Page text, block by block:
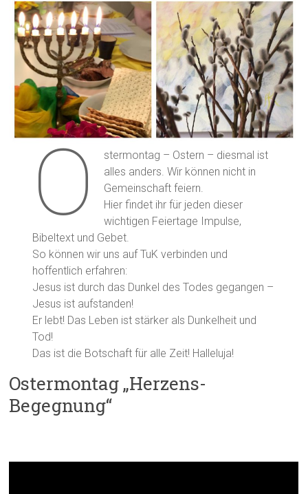
O
stermontag – Ostern – diesmal ist
alles anders. Wir können nicht in
Gemeinschaft feiern.
Hier findet ihr für jeden dieser
wichtigen Feiertage Impulse,
Bibeltext und Gebet.
So können wir uns auf TuK verbinden und
hoffentlich erfahren:
Jesus ist durch das Dunkel des Todes gegangen –
Jesus ist aufstanden!
Er lebt! Das Leben ist stärker als Dunkelheit und
Tod!
Das ist die Botschaft für alle Zeit! Halleluja!
Ostermontag „Herzens-
Begegnung“